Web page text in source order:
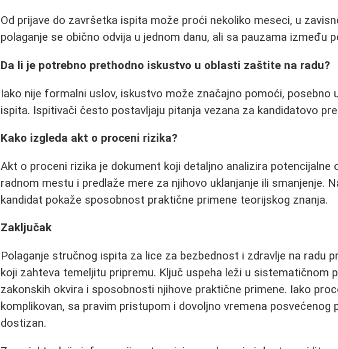
Od prijave do završetka ispita može proći nekoliko meseci, u
polaganje se obično odvija u jednom danu, ali sa pauzama između
Da li je potrebno prethodno iskustvo u oblasti zaštite na radu?
Iako nije formalni uslov, iskustvo može značajno pomoći, posebno
ispita. Ispitivači često postavljaju pitanja vezana za kandidatovo
Kako izgleda akt o proceni rizika?
Akt o proceni rizika je dokument koji detaljno analizira potencijalne
radnom mestu i predlaže mere za njihovo uklanjanje ili smanjenje.
kandidat pokaže sposobnost praktične primene teorijskog znanja.
Zaključak
Polaganje stručnog ispita za lice za bezbednost i zdravlje na radu
koji zahteva temeljitu pripremu. Ključ uspeha leži u sistematičnom
zakonskih okvira i sposobnosti njihove praktične primene. Iako
komplikovan, sa pravim pristupom i dovoljno vremena posvećenog
dostizan.